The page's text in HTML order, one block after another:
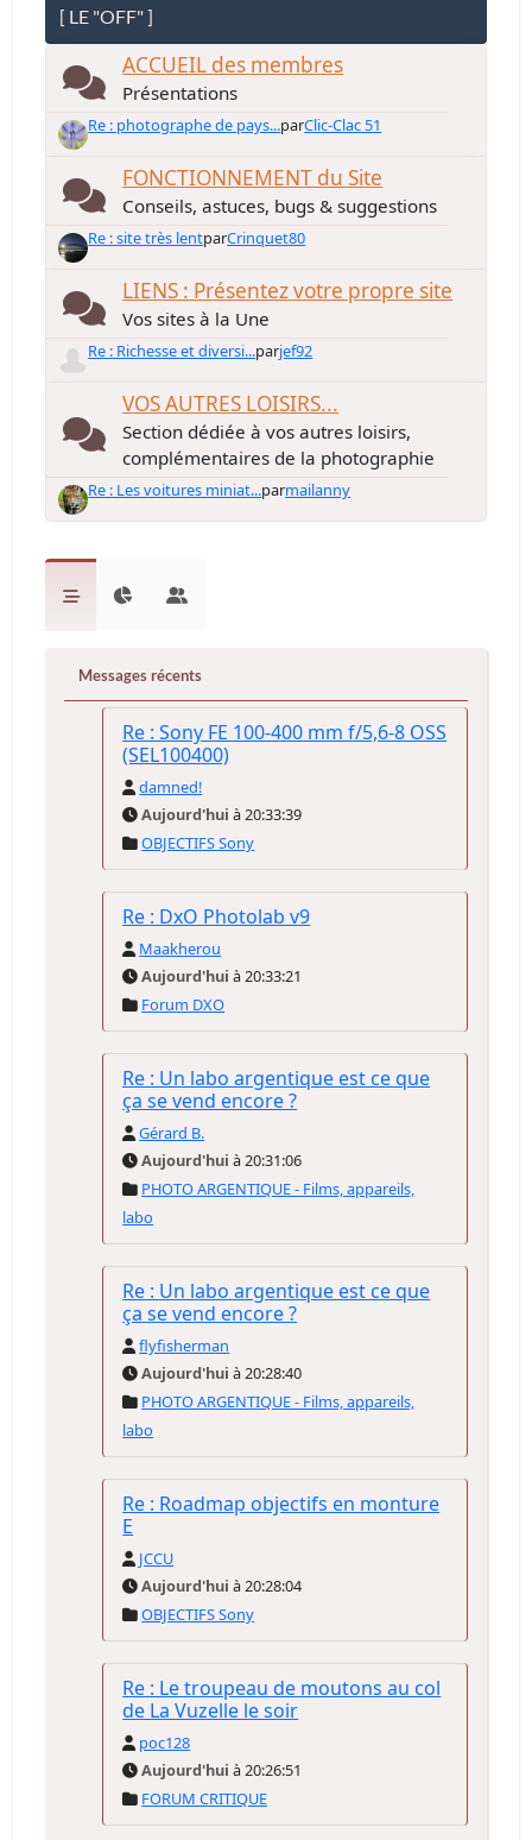
[ LE "OFF" ]
ACCUEIL des membres
Présentations
Re : photographe de pays...parClic-Clac 51
FONCTIONNEMENT du Site
Conseils, astuces, bugs & suggestions
Re : site très lentparCrinquet80
LIENS : Présentez votre propre site
Vos sites à la Une
Re : Richesse et diversi...parjef92
VOS AUTRES LOISIRS...
Section dédiée à vos autres loisirs,
complémentaires de la photographie
Re : Les voitures miniat...parmailanny
Messages récents
Re : Sony FE 100-400 mm f/5,6-8 OSS
(SEL100400)
damned!
Aujourd'hui à 20:33:39
OBJECTIFS Sony
Re : DxO Photolab v9
Maakherou
Aujourd'hui à 20:33:21
Forum DXO
Re : Un labo argentique est ce que
ça se vend encore ?
Gérard B.
Aujourd'hui à 20:31:06
PHOTO ARGENTIQUE - Films, appareils,
labo
Re : Un labo argentique est ce que
ça se vend encore ?
flyfisherman
Aujourd'hui à 20:28:40
PHOTO ARGENTIQUE - Films, appareils,
labo
Re : Roadmap objectifs en monture
E
JCCU
Aujourd'hui à 20:28:04
OBJECTIFS Sony
Re : Le troupeau de moutons au col
de La Vuzelle le soir
poc128
Aujourd'hui à 20:26:51
FORUM CRITIQUE